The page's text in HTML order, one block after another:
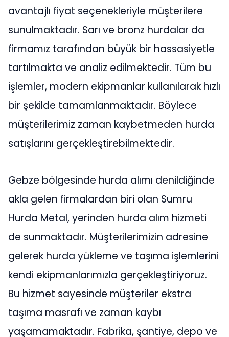
avantajlı fiyat seçenekleriyle müşterilere
sunulmaktadır. Sarı ve bronz hurdalar da
firmamız tarafından büyük bir hassasiyetle
tartılmakta ve analiz edilmektedir. Tüm bu
işlemler, modern ekipmanlar kullanılarak hızlı
bir şekilde tamamlanmaktadır. Böylece
müşterilerimiz zaman kaybetmeden hurda
satışlarını gerçekleştirebilmektedir.
Gebze bölgesinde hurda alımı denildiğinde
akla gelen firmalardan biri olan Sumru
Hurda Metal, yerinden hurda alım hizmeti
de sunmaktadır. Müşterilerimizin adresine
gelerek hurda yükleme ve taşıma işlemlerini
kendi ekipmanlarımızla gerçekleştiriyoruz.
Bu hizmet sayesinde müşteriler ekstra
taşıma masrafı ve zaman kaybı
yaşamamaktadır. Fabrika, şantiye, depo ve